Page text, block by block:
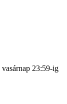
vasárnap 23:59-ig